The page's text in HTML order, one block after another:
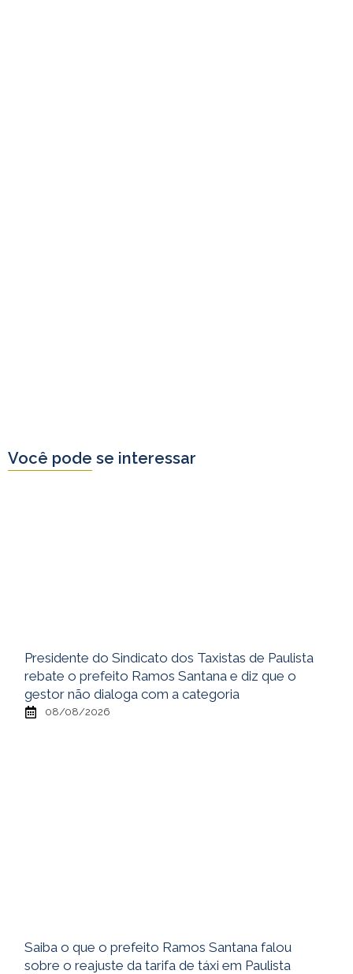
Você pode se interessar
Presidente do Sindicato dos Taxistas de Paulista
rebate o prefeito Ramos Santana e diz que o
gestor não dialoga com a categoria
08/08/2026
Saiba o que o prefeito Ramos Santana falou
sobre o reajuste da tarifa de táxi em Paulista